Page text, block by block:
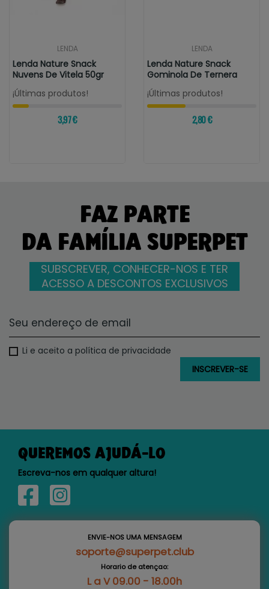
LENDA
Lenda Nature Snack
Nuvens De Vitela 50gr
¡Últimas produtos!
3,97 €
LENDA
Lenda Nature Snack
Gominola De Ternera
¡Últimas produtos!
2,80 €
FAZ PARTE
DA FAMÍLIA SUPERPET
SUBSCREVER, CONHECER-NOS E TER
ACESSO A DESCONTOS EXCLUSIVOS
Li e aceito a política de privacidade
QUEREMOS AJUDÁ-LO
Escreva-nos em qualquer altura!
ENVIE-NOS UMA MENSAGEM
soporte@superpet.club
Horario de atençao:
L a V 09.00 - 18.00h